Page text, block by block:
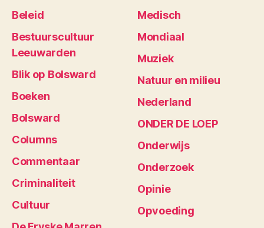
Beleid
Bestuurscultuur
Leeuwarden
Blik op Bolsward
Boeken
Bolsward
Columns
Commentaar
Criminaliteit
Cultuur
Medisch
Mondiaal
Muziek
Natuur en milieu
Nederland
ONDER DE LOEP
Onderwijs
Onderzoek
Opinie
Opvoeding